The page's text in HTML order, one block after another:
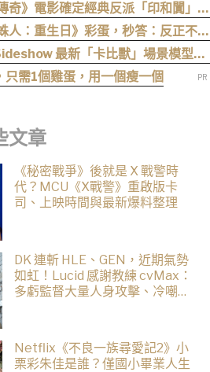
奇》電影確定經典反派「印和闐」也
會回歸
人：重生日》彩蛋，秒答：反正不是
我
最新「卡比獸」場景模型開
放預購
只需1個雞蛋，用一個瘦一個
文章
《秘密戰爭》後就是 X 戰警時
代？MCU《X戰警》重啟版卡
司、上映時間與最新爆料整理
DK 連斬 HLE、GEN，近期氣勢
如虹！Lucid 感謝教練 cvMax：
多虧監督大量人身攻擊、冷嘲熱
Netflix《不良一族尋愛記2》小
栗彩朱佳是誰？僅國小畢業人生